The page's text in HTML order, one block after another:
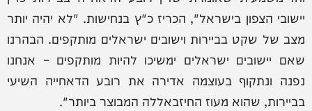
יישובי הצפון בישראל", הכריז כ"ץ בנחישות. "לא יהיה יותר
מצב של שקט בביירות וישובים ישראלים מותקפים. הבהרנו
שאם יישובים ישראלים ימשיכו להיות מותקפים – אנחנו
נפנה ונתקוף בעוצמה אדירה את רובע הדאחייה השיעי
בביירות, שהוא מעוז החיזבאללה המבוצר ביותר".